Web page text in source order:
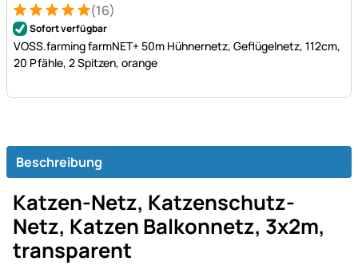
Bewertung: 5 von 5 (16 Bewertungen)
16 Bewertungen
(16)
Sofort verfügbar
VOSS.farming farmNET+ 50m Hühnernetz, Geflügelnetz, 112cm,
20 Pfähle, 2 Spitzen, orange
Beschreibung
Katzen-Netz, Katzenschutz-
Netz, Katzen Balkonnetz, 3x2m,
transparent